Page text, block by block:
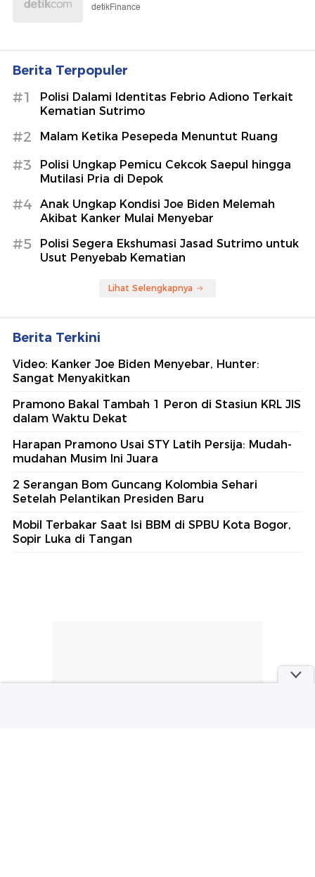
detikFinance
Berita Terpopuler
#1
Polisi Dalami Identitas Febrio Adiono Terkait
Kematian Sutrimo
#2 Malam Ketika Pesepeda Menuntut Ruang
#3
Polisi Ungkap Pemicu Cekcok Saepul hingga
Mutilasi Pria di Depok
#4
Anak Ungkap Kondisi Joe Biden Melemah
Akibat Kanker Mulai Menyebar
#5
Polisi Segera Ekshumasi Jasad Sutrimo untuk
Usut Penyebab Kematian
Lihat Selengkapnya
Berita Terkini
Video: Kanker Joe Biden Menyebar, Hunter:
Sangat Menyakitkan
Pramono Bakal Tambah 1 Peron di Stasiun KRL JIS
dalam Waktu Dekat
Harapan Pramono Usai STY Latih Persija: Mudah-
mudahan Musim Ini Juara
2 Serangan Bom Guncang Kolombia Sehari
Setelah Pelantikan Presiden Baru
Mobil Terbakar Saat Isi BBM di SPBU Kota Bogor,
Sopir Luka di Tangan